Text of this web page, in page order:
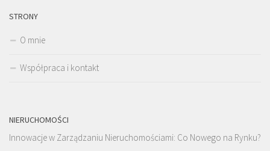
STRONY
O mnie
Współpraca i kontakt
NIERUCHOMOŚCI
Innowacje w Zarządzaniu Nieruchomościami: Co Nowego na Rynku?